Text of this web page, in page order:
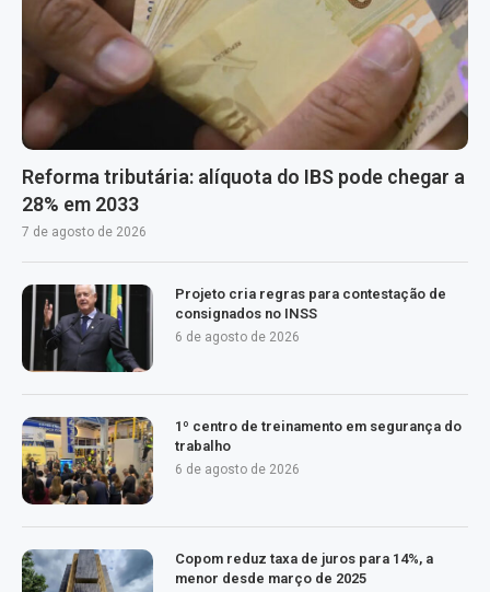
Reforma tributária: alíquota do IBS pode chegar a
28% em 2033
7 de agosto de 2026
Projeto cria regras para contestação de
consignados no INSS
6 de agosto de 2026
1º centro de treinamento em segurança do
trabalho
6 de agosto de 2026
Copom reduz taxa de juros para 14%, a
menor desde março de 2025